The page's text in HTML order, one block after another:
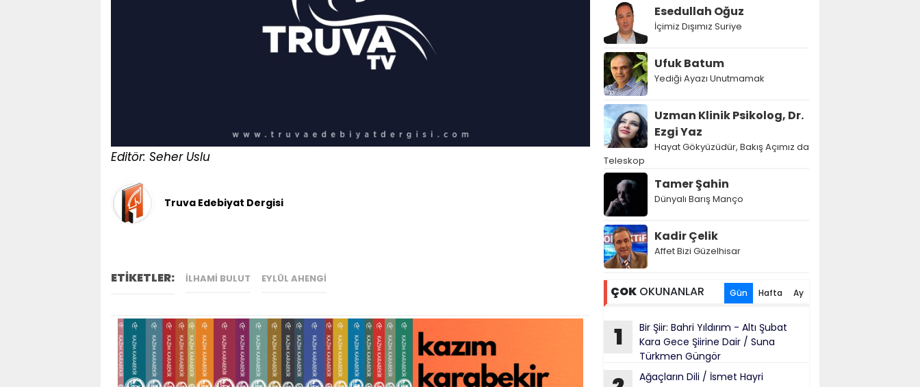
Editör: Seher Uslu
Truva Edebiyat Dergisi
ETİKETLER: İLHAMI BULUT EYLÜL AHENGİ
Esedullah Oğuz
İçimiz Dışımız Suriye
Ufuk Batum
Yediği Ayazı Unutmamak
Uzman Klinik Psikolog, Dr.
Ezgi Yaz
Hayat Gökyüzüdür, Bakış Açımız da
Teleskop
Tamer Şahin
Dünyalı Barış Manço
Kadir Çelik
Affet Bizi Güzelhisar
ÇOK OKUNANLAR Gün Hafta Ay
1
Bir Şiir: Bahri Yıldırım - Altı Şubat
Kara Gece Şiirine Dair / Suna
Türkmen Güngör
Ağaçların Dili / İsmet Hayri